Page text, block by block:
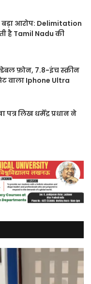
बड़ा आरोप: Delimitation
है Tamil Nadu की
फ़ोन, 7.8-इंच स्क्रीन
वाला Iphone Ultra
लिख धर्मेंद्र प्रधान ने